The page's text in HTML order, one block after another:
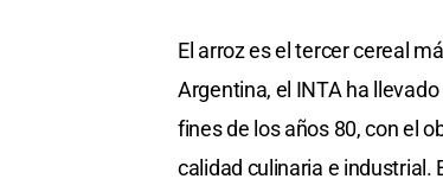
El arroz es el tercer cereal
Argentina, el INTA ha
fines de los años 80, con el
calidad culinaria e industrial.